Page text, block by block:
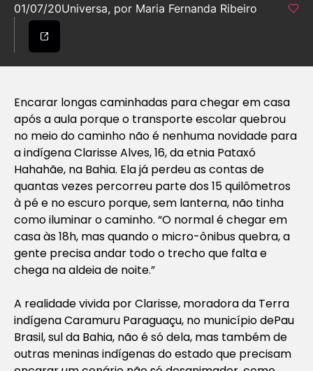
01/07/20Universa, por Maria Fernanda Ribeiro
Encarar longas caminhadas para chegar em casa
após a aula porque o transporte escolar quebrou
no meio do caminho não é nenhuma novidade para
a indígena Clarisse Alves, 16, da etnia Pataxó
Hahahãe, na Bahia. Ela já perdeu as contas de
quantas vezes percorreu parte dos 15 quilômetros
à pé e no escuro porque, sem lanterna, não tinha
como iluminar o caminho. “O normal é chegar em
casa às 18h, mas quando o micro-ônibus quebra, a
gente precisa andar todo o trecho que falta e
chega na aldeia de noite.”
A realidade vivida por Clarisse, moradora da Terra
indígena Caramuru Paraguaçu, no município dePau
Brasil, sul da Bahia, não é só dela, mas também de
outras meninas indígenas do estado que precisam